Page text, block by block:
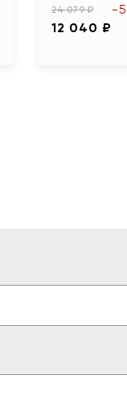
24 079 ₽
12 040 ₽
-